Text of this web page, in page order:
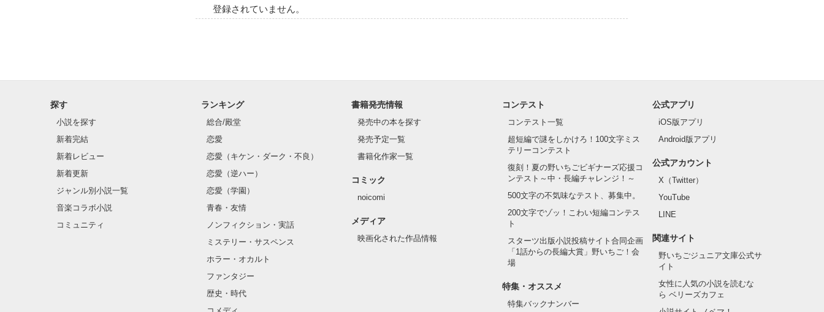
登録されていません。
探す
小説を探す
新着完結
新着レビュー
新着更新
ジャンル別小説一覧
音楽コラボ小説
コミュニティ
ランキング
総合/殿堂
恋愛
恋愛（キケン・ダーク・不良）
恋愛（逆ハー）
恋愛（学園）
青春・友情
ノンフィクション・実話
ミステリー・サスペンス
ホラー・オカルト
ファンタジー
歴史・時代
書籍発売情報
発売中の本を探す
発売予定一覧
書籍化作家一覧
コミック
noicomi
メディア
映画化された作品情報
コンテスト
コンテスト一覧
超短編で謎をしかけろ！100文字ミス
テリーコンテスト
復刻！夏の野いちごビギナーズ応援コ
ンテスト～中・長編チャレンジ！～
500文字の不気味なテスト、募集中。
200文字でゾッ！こわい短編コンテス
ト
スターツ出版小説投稿サイト合同企画
「1話からの長編大賞」野いちご！会
場
特集・オススメ
特集バックナンバー
公式アプリ
iOS版アプリ
Android版アプリ
公式アカウント
X（Twitter）
YouTube
LINE
関連サイト
野いちごジュニア文庫公式サ
イト
女性に人気の小説を読むな
ら ベリーズカフェ